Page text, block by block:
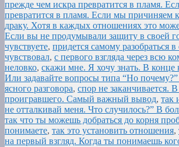
прежде чем искра превратится в пламя.
превратится в пламя. Если мы причиняем
драку. Хотя в каждых отношениях это
Если вы не продумывали защиту в своей
чувствуете, придется самому разобраться в
чувствовал, с первого взгляда через всю
неловко, скажи мне. Я хочу знать. В конце
Или задавайте вопросы типа “Но
ясного разговора, спор не заканчивается.
проигравшего. Самый важный вывод, так
не отталкивай меня. Что случилось?” В
так что ты можешь добраться до корня
понимаете, так это установить отношения,
на первый взгляд. Когда ты понимаешь